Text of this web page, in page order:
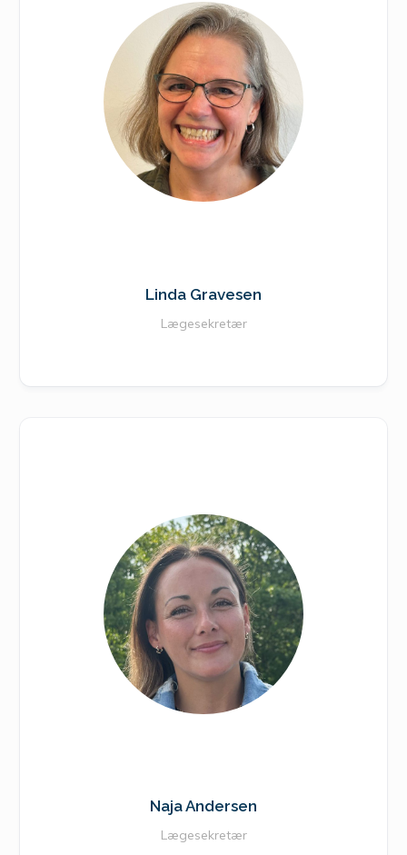
Linda Gravesen
Lægesekretær
Naja Andersen
Lægesekretær